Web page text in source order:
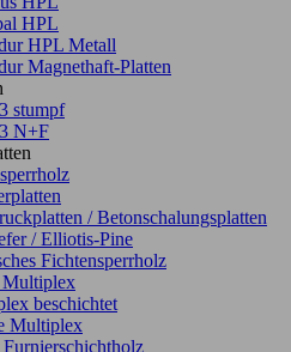
HPL
HPL Metall
Magnethaft-Platten
stumpf
N+F
/ Betonschalungsplatten
/ Elliotis-Pine
Fichtensperrholz
beschichtet
Multiplex